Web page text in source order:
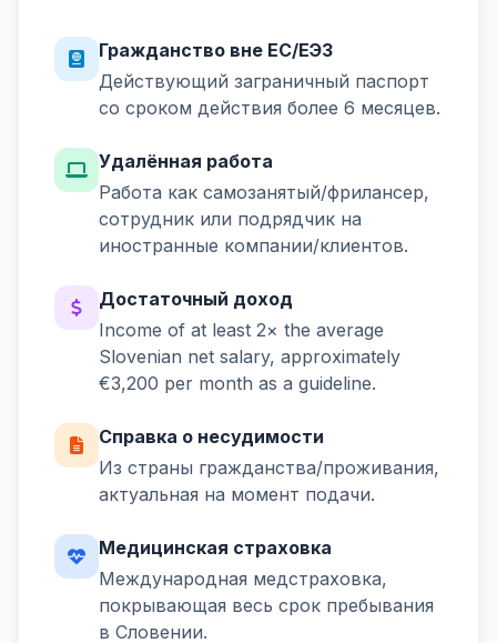
Гражданство вне ЕС/ЕЭЗ
Действующий заграничный паспорт
со сроком действия более 6 месяцев.
Удалённая работа
Работа как самозанятый/фрилансер,
сотрудник или подрядчик на
иностранные компании/клиентов.
Достаточный доход
Income of at least 2× the average
Slovenian net salary, approximately
€3,200 per month as a guideline.
Справка о несудимости
Из страны гражданства/проживания,
актуальная на момент подачи.
Медицинская страховка
Международная медстраховка,
покрывающая весь срок пребывания
в Словении.